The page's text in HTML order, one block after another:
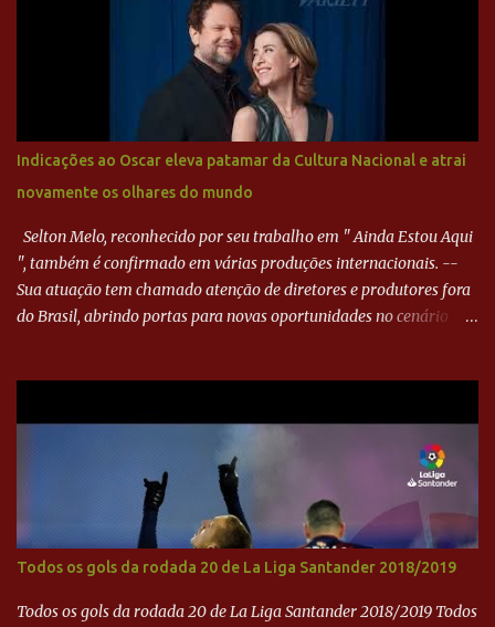
desviou cruzamento de cabeça e, mesmo de costas, incidiu o canto
direito de Harlei. O goleiro esmeraldino se esticou e até tocou na
bola, mas não o suficiente para desviar sua trajetória. O ataque do
Goiás era nulo, tanto que o Paraná seguiu em cima. Aos 32
minutos, Jefferson cabeceou e Harlei fez grande defesa. Seis
minutos depois, Wellington encheu o pé e quase surpreendeu o
goleiro rival, que novamente defendeu. No fim, Jefferson teve
outra boa chance, mas parou no goleiro. Gol para matar espera...
Indicações ao Oscar eleva patamar da Cultura Nacional e atrai
novamente os olhares do mundo
Selton Melo, reconhecido por seu trabalho em " Ainda Estou Aqui
", também é confirmado em várias produções internacionais. --
Sua atuação tem chamado atenção de diretores e produtores fora
do Brasil, abrindo portas para novas oportunidades no cenário
Todos os gols da rodada 20 de La Liga Santander 2018/2019
Todos os gols da rodada 20 de La Liga Santander 2018/2019 Todos